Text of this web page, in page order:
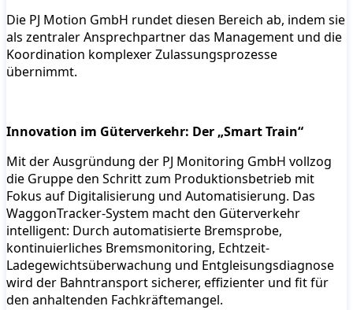
Die PJ Motion GmbH rundet diesen Bereich ab, indem sie
als zentraler Ansprechpartner das Management und die
Koordination komplexer Zulassungsprozesse
übernimmt.
Innovation im Güterverkehr: Der „Smart Train“
Mit der Ausgründung der PJ Monitoring GmbH vollzog
die Gruppe den Schritt zum Produktionsbetrieb mit
Fokus auf Digitalisierung und Automatisierung. Das
WaggonTracker-System macht den Güterverkehr
intelligent: Durch automatisierte Bremsprobe,
kontinuierliches Bremsmonitoring, Echtzeit-
Ladegewichtsüberwachung und Entgleisungsdiagnose
wird der Bahntransport sicherer, effizienter und fit für
den anhaltenden Fachkräftemangel.